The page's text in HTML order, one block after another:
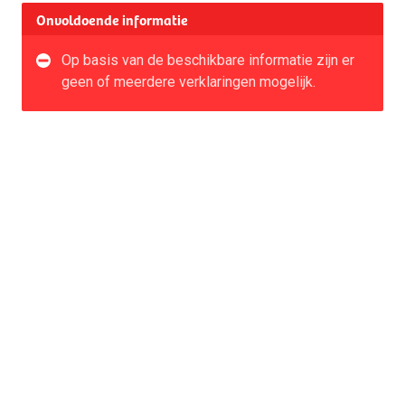
Onvoldoende informatie
Op basis van de beschikbare informatie zijn er
geen of meerdere verklaringen mogelijk.